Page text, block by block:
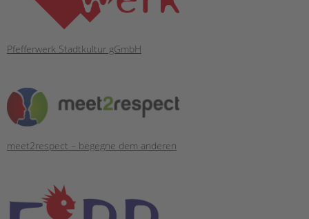
Pfefferwerk Stadtkultur gGmbH
meet2respect – begegne dem anderen